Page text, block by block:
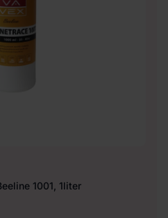
1001, 1liter